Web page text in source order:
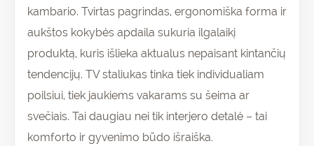
kambario. Tvirtas pagrindas, ergonomiška forma ir
aukštos kokybės apdaila sukuria ilgalaikį
produktą, kuris išlieka aktualus nepaisant kintančių
tendencijų. TV staliukas tinka tiek individualiam
poilsiui, tiek jaukiems vakarams su šeima ar
svečiais. Tai daugiau nei tik interjero detalė – tai
komforto ir gyvenimo būdo išraiška.